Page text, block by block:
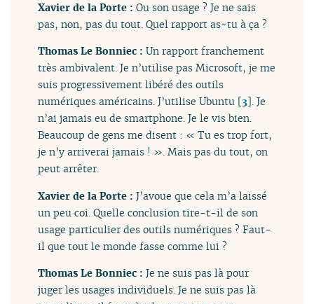
Xavier de la Porte :Ou son usage ? Je ne sais
pas, non, pas du tout. Quel rapport as-tu à ça ?
Thomas Le Bonniec :Un rapport franchement
très ambivalent. Je n’utilise pas Microsoft, je me
suis progressivement libéré des outils
numériques américains. J’utilise Ubuntu [3]. Je
n’ai jamais eu de smartphone. Je le vis bien.
Beaucoup de gens me disent : « Tu es trop fort,
je n’y arriverai jamais ! ». Mais pas du tout, on
peut arrêter.
Xavier de la Porte :J’avoue que cela m’a laissé
un peu coi. Quelle conclusion tire-t-il de son
usage particulier des outils numériques ? Faut-
il que tout le monde fasse comme lui ?
Thomas Le Bonniec :Je ne suis pas là pour
juger les usages individuels. Je ne suis pas là